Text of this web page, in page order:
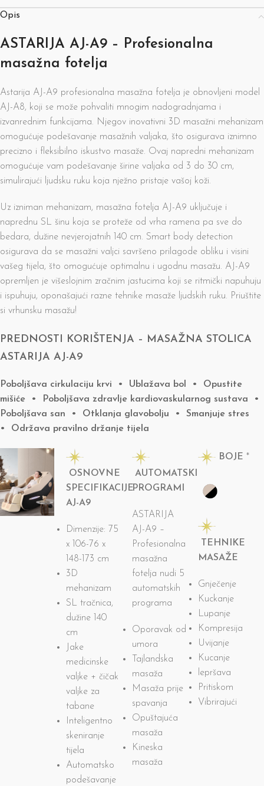
Opis
ASTARIJA AJ-A9 – Profesionalna
masažna fotelja
Astarija AJ-A9 profesionalna masažna fotelja je obnovljeni model
AJ-A8, koji se može pohvaliti mnogim nadogradnjama i
izvanrednim funkcijama. Njegov inovativni 3D masažni mehanizam
omogućuje podešavanje masažnih valjaka, što osigurava iznimno
precizno i ​​fleksibilno iskustvo masaže. Ovaj napredni mehanizam
omogućuje vam podešavanje širine valjaka od 3 do 30 cm,
simulirajući ljudsku ruku koja nježno pristaje vašoj koži.
Uz izniman mehanizam, masažna fotelja AJ-A9 uključuje i
naprednu SL šinu koja se proteže od vrha ramena pa sve do
bedara, dužine nevjerojatnih 140 cm. Smart body detection
osigurava da se masažni valjci savršeno prilagode obliku i visini
vašeg tijela, što omogućuje optimalnu i ugodnu masažu. AJ-A9
opremljen je višeslojnim zračnim jastucima koji se ritmički napuhuju
i ispuhuju, oponašajući razne tehnike masaže ljudskih ruku. Priuštite
si vrhunsku masažu!
PREDNOSTI KORIŠTENJA – MASAŽNA STOLICA
ASTARIJA AJ-A9
Poboljšava cirkulaciju krvi • Ublažava bol • Opustite
mišiće • Poboljšava zdravlje kardiovaskularnog sustava •
Poboljšava san • Otklanja glavobolju • Smanjuje stres
• Održava pravilno držanje tijela
OSNOVNE
SPECIFIKACIJE
AJ-A9
Dimenzije: 75
x 106-76 x
148-173 cm
3D
mehanizam
SL tračnica,
dužine 140
cm
Jake
medicinske
valjke + čičak
valjke za
tabane
Inteligentno
skeniranje
tijela
Automatsko
podešavanje
AUTOMATSKI
PROGRAMI
ASTARIJA
AJ-A9 –
Profesionalna
masažna
fotelja nudi 5
automatskih
programa
Oporavak od
umora
Tajlandska
masaža
Masaža prije
spavanja
Opuštajuća
masaža
Kineska
masaža
BOJE *
TEHNIKE
MASAŽE
Gnječenje
Kuckanje
Lupanje
Kompresija
Uvijanje
Kucanje
lepršava
Pritiskom
Vibrirajući